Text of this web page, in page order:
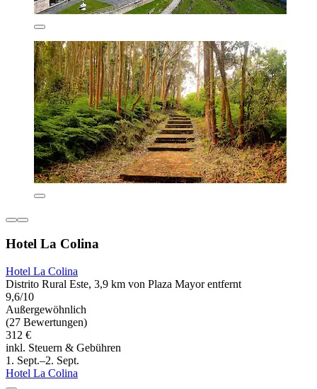
Hotel La Colina
Hotel La Colina
Distrito Rural Este, 3,9 km von Plaza Mayor entfernt
9,6/10
Außergewöhnlich
(27 Bewertungen)
312 €
inkl. Steuern & Gebühren
1. Sept.–2. Sept.
Hotel La Colina